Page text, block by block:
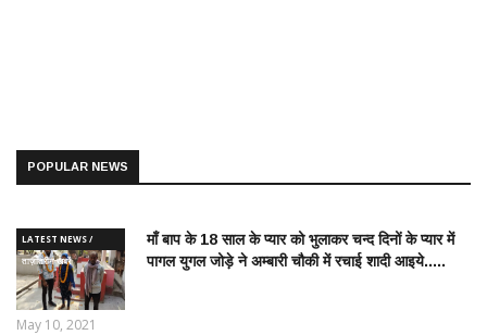
POPULAR NEWS
LATEST NEWS /
ताज़ातरीन खबरें
माँ बाप के 18 साल के प्यार को भुलाकर चन्द दिनों के प्यार में
पागल युगल जोड़े ने अम्बारी चौकी में रचाई शादी आइये.....
May 10, 2021